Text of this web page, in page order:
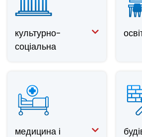
культурно-
соціальна
медицина і